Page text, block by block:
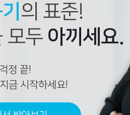
의 표준!
모두 아끼세요.
정 끝!
금 시작하세요!